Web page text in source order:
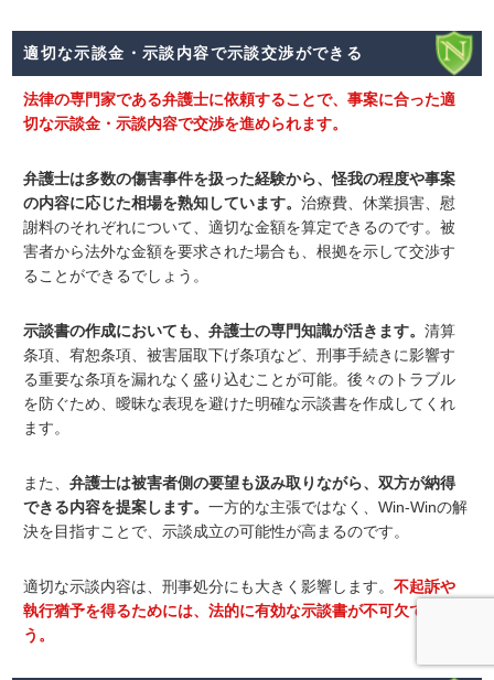
適切な示談金・示談内容で示談交渉ができる
法律の専門家である弁護士に依頼することで、事案に合った適
切な示談金・示談内容で交渉を進められます。
弁護士は多数の傷害事件を扱った経験から、怪我の程度や事案
の内容に応じた相場を熟知しています。治療費、休業損害、慰
謝料のそれぞれについて、適切な金額を算定できるのです。被
害者から法外な金額を要求された場合も、根拠を示して交渉す
ることができるでしょう。
示談書の作成においても、弁護士の専門知識が活きます。清算
条項、宥恕条項、被害届取下げ条項など、刑事手続きに影響す
る重要な条項を漏れなく盛り込むことが可能。後々のトラブル
を防ぐため、曖昧な表現を避けた明確な示談書を作成してくれ
ます。
また、弁護士は被害者側の要望も汲み取りながら、双方が納得
できる内容を提案します。一方的な主張ではなく、Win-Winの解
決を目指すことで、示談成立の可能性が高まるのです。
適切な示談内容は、刑事処分にも大きく影響します。不起訴や
執行猶予を得るためには、法的に有効な示談書が不可欠でしょ
う。